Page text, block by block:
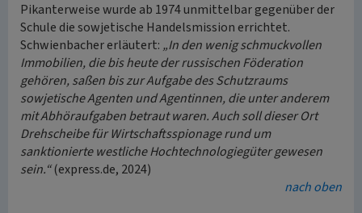
Pikanterweise wurde ab 1974 unmittelbar gegenüber der
Schule die sowjetische Handelsmission errichtet.
Schwienbacher erläutert: „In den wenig schmuckvollen
Immobilien, die bis heute der russischen Föderation
gehören, saßen bis zur Aufgabe des Schutzraums
sowjetische Agenten und Agentinnen, die unter anderem
mit Abhöraufgaben betraut waren. Auch soll dieser Ort
Drehscheibe für Wirtschaftsspionage rund um
sanktionierte westliche Hochtechnologiegüter gewesen
sein.“(express.de, 2024)
nach oben